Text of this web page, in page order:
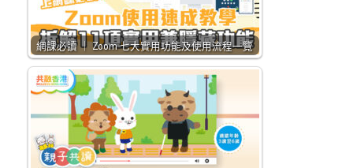
網課必讀 ｜ Zoom 七大實用功能及使用流程一覽